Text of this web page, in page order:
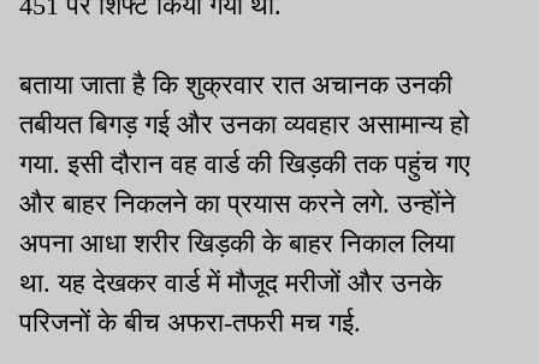
बताया जाता है कि शुक्रवार रात अचानक उनकी
तबीयत बिगड़ गई और उनका व्यवहार असामान्य हो
गया. इसी दौरान वह वार्ड की खिड़की तक पहुंच गए
और बाहर निकलने का प्रयास करने लगे. उन्होंने
अपना आधा शरीर खिड़की के बाहर निकाल लिया
था. यह देखकर वार्ड में मौजूद मरीजों और उनके
परिजनों के बीच अफरा-तफरी मच गई.